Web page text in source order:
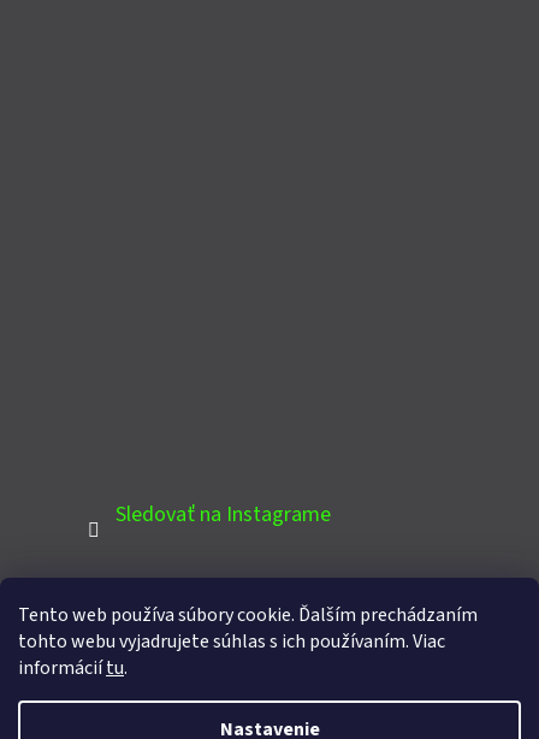
Tento web používa súbory cookie. Ďalším prechádzaním
tohto webu vyjadrujete súhlas s ich používaním. Viac
informáciítu.
Nastavenie
Sledovať na Instagrame
PINTEREST